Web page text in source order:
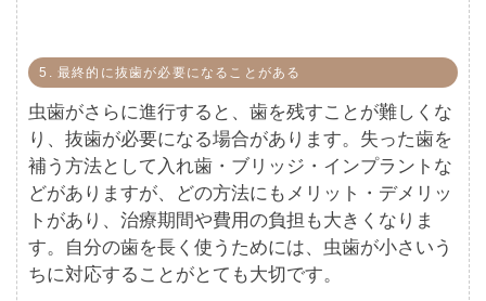
5. 最終的に抜歯が必要になることがある
虫歯がさらに進行すると、歯を残すことが難しくな
り、抜歯が必要になる場合があります。失った歯を
補う方法として入れ歯・ブリッジ・インプラントな
どがありますが、どの方法にもメリット・デメリッ
トがあり、治療期間や費用の負担も大きくなりま
す。自分の歯を長く使うためには、虫歯が小さいう
ちに対応することがとても大切です。